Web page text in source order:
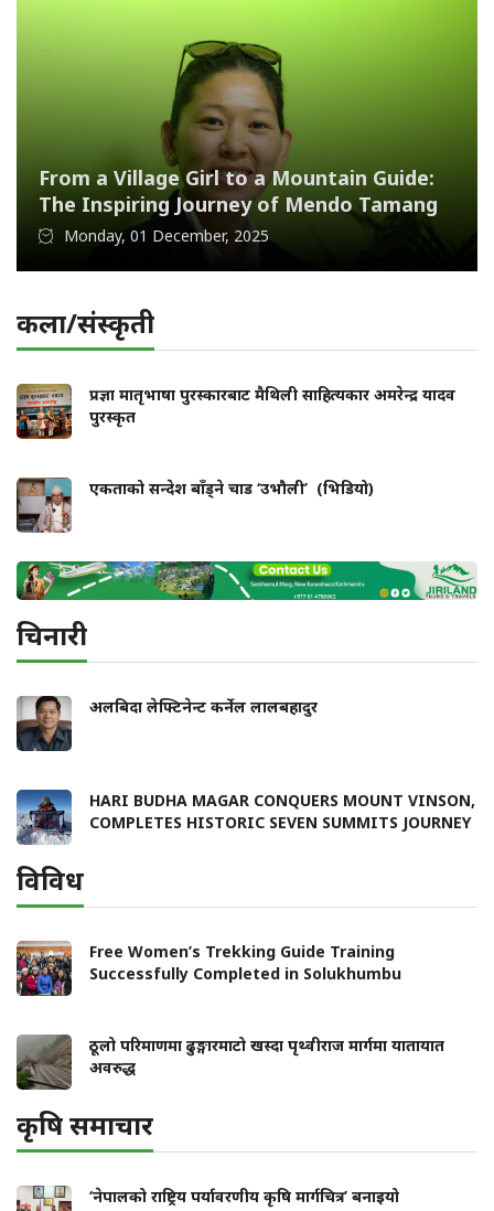
From a Village Girl to a Mountain Guide:
The Inspiring Journey of Mendo Tamang
Monday, 01 December, 2025
कला/संस्कृती
प्रज्ञा मातृभाषा पुरस्कारबाट मैथिली साहित्यकार अमरेन्द्र यादव
पुरस्कृत
एकताको सन्देश बाँड्ने चाड ‘उभौली’ (भिडियो)
चिनारी
अलबिदा लेफ्टिनेन्ट कर्नेल लालबहादुर
HARI BUDHA MAGAR CONQUERS MOUNT VINSON,
COMPLETES HISTORIC SEVEN SUMMITS JOURNEY
विविध
Free Women’s Trekking Guide Training
Successfully Completed in Solukhumbu
ठूलो परिमाणमा ढुङ्गारमाटो खस्दा पृथ्वीराज मार्गमा यातायात
अवरुद्ध
कृषि समाचार
‘नेपालको राष्ट्रिय पर्यावरणीय कृषि मार्गचित्र’ बनाइयो